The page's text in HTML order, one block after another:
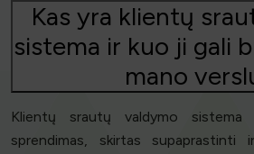
Kas yra klientų
sistema ir kuo ji gali
mano
Klientų srautų valdymo
sprendimas, skirtas supaprastinti